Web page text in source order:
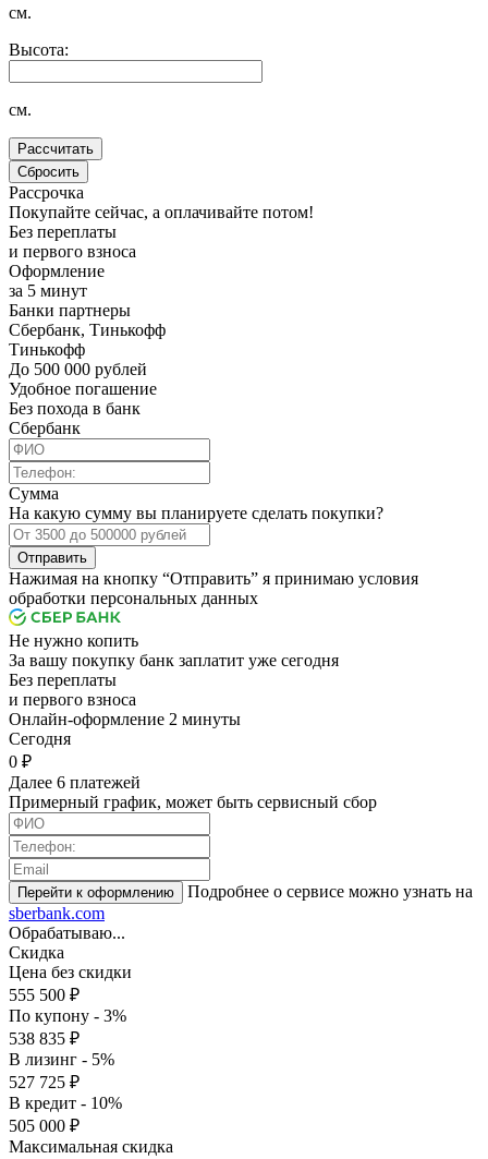
см.
Высота:
см.
Рассрочка
Покупайте сейчас, а оплачивайте потом!
Без переплаты
и первого взноса
Оформление
за 5 минут
Банки партнеры
Сбербанк, Тинькофф
Тинькофф
До 500 000 рублей
Удобное погашение
Без похода в банк
Сбербанк
Сумма
На какую сумму вы планируете сделать покупки?
Отправить
Нажимая на кнопку “Отправить” я принимаю условия
обработки персональных данных
Не нужно копить
За вашу покупку банк заплатит уже сегодня
Без переплаты
и первого взноса
Онлайн-оформление 2 минуты
Cегодня
0 ₽
Далее 6 платежей
Примерный график, может быть сервисный сбор
Подробнее о сервисе можно узнать на
sberbank.com
Обрабатываю...
Скидка
Цена без скидки
555 500 ₽
По купону - 3%
538 835 ₽
В лизинг - 5%
527 725 ₽
В кредит - 10%
505 000 ₽
Максимальная скидка